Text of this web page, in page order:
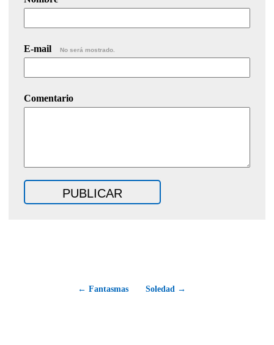
E-mail No será mostrado.
Comentario
← Fantasmas Soledad →